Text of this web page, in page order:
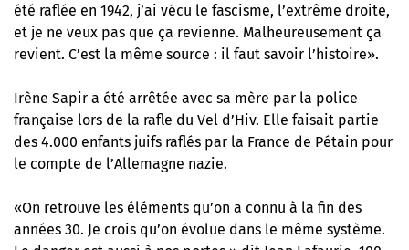
été raflée en 1942, j’ai vécu le fascisme, l’extrême droite,
et je ne veux pas que ça revienne. Malheureusement ça
revient. C’est la même source : il faut savoir l’histoire».
Irène Sapir a été arrêtée avec sa mère par la police
française lors de la rafle du Vel d’Hiv. Elle faisait partie
des 4.000 enfants juifs raflés par la France de Pétain pour
le compte de l’Allemagne nazie.
«On retrouve les éléments qu’on a connu à la fin des
années 30. Je crois qu’on évolue dans le même système.